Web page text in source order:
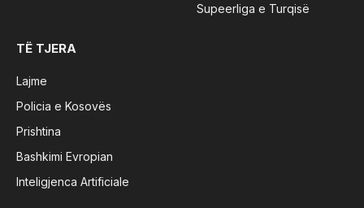
Supeerliga e Turqisë
TË TJERA
Lajme
Policia e Kosovës
Prishtina
Bashkimi Evropian
Inteligjenca Artificiale